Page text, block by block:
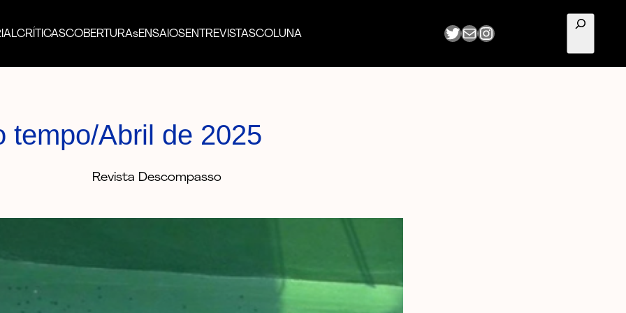
CRÍTICASCOBERTURAsENSAIOSENTREVISTASCOLUNA Twitter
E-mailInstagram
Pesquisar
tempo/Abril de 2025
Revista Descompasso